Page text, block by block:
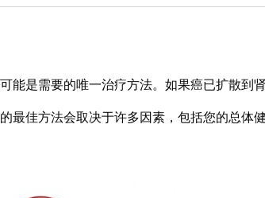
是需要的唯一治疗方法。如果癌已扩散到
最佳方法会取决于许多因素，包括您的总体